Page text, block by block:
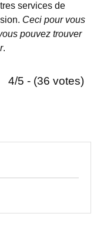
services de
Ceci pour vous
pouvez trouver
.
4/5 - (36 votes)